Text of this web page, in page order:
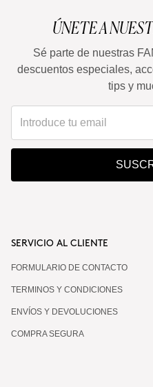
ÚNETE A
Sé parte de nuestras
descuentos especiales,
tips y
SERVICIO AL CLIENTE
FORMULARIO DE CONTACTO
TERMINOS Y CONDICIONES
ENVÍOS Y DEVOLUCIONES
COMPRA SEGURA